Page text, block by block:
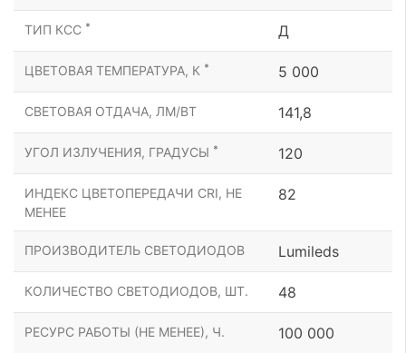
ТИП КСС * Д
ЦВЕТОВАЯ ТЕМПЕРАТУРА, К * 5 000
СВЕТОВАЯ ОТДАЧА, ЛМ/ВТ 141,8
УГОЛ ИЗЛУЧЕНИЯ, ГРАДУСЫ * 120
ИНДЕКС ЦВЕТОПЕРЕДАЧИ CRI, НЕ
МЕНЕЕ
82
ПРОИЗВОДИТЕЛЬ СВЕТОДИОДОВ Lumileds
КОЛИЧЕСТВО СВЕТОДИОДОВ, ШТ. 48
РЕСУРС РАБОТЫ (НЕ МЕНЕЕ), Ч. 100 000